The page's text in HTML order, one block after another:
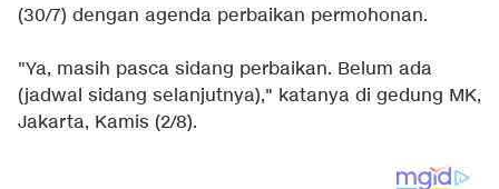
(30/7) dengan agenda perbaikan permohonan.
"Ya, masih pasca sidang perbaikan. Belum ada
(jadwal sidang selanjutnya)," katanya di gedung MK,
Jakarta, Kamis (2/8).